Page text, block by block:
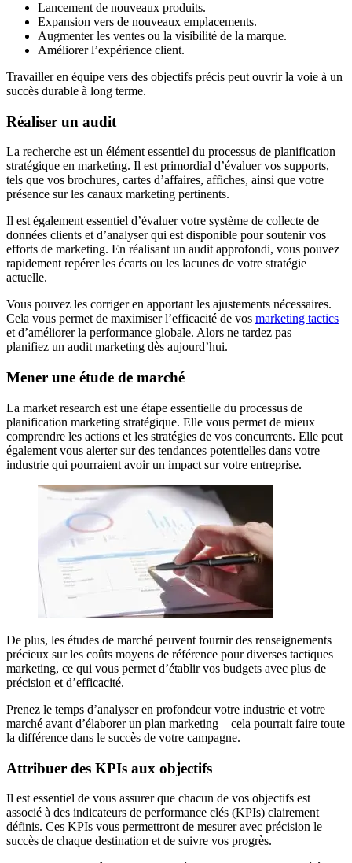
Lancement de nouveaux produits.
Expansion vers de nouveaux emplacements.
Augmenter les ventes ou la visibilité de la marque.
Améliorer l’expérience client.
Travailler en équipe vers des objectifs précis peut ouvrir la voie à un
succès durable à long terme.
Réaliser un audit
La recherche est un élément essentiel du processus de planification
stratégique en marketing. Il est primordial d’évaluer vos supports,
tels que vos brochures, cartes d’affaires, affiches, ainsi que votre
présence sur les canaux marketing pertinents.
Il est également essentiel d’évaluer votre système de collecte de
données clients et d’analyser qui est disponible pour soutenir vos
efforts de marketing. En réalisant un audit approfondi, vous pouvez
rapidement repérer les écarts ou les lacunes de votre stratégie
actuelle.
Vous pouvez les corriger en apportant les ajustements nécessaires.
Cela vous permet de maximiser l’efficacité de vos marketing tactics
et d’améliorer la performance globale. Alors ne tardez pas –
planifiez un audit marketing dès aujourd’hui.
Mener une étude de marché
La market research est une étape essentielle du processus de
planification marketing stratégique. Elle vous permet de mieux
comprendre les actions et les stratégies de vos concurrents. Elle peut
également vous alerter sur des tendances potentielles dans votre
industrie qui pourraient avoir un impact sur votre entreprise.
De plus, les études de marché peuvent fournir des renseignements
précieux sur les coûts moyens de référence pour diverses tactiques
marketing, ce qui vous permet d’établir vos budgets avec plus de
précision et d’efficacité.
Prenez le temps d’analyser en profondeur votre industrie et votre
marché avant d’élaborer un plan marketing – cela pourrait faire toute
la différence dans le succès de votre campagne.
Attribuer des KPIs aux objectifs
Il est essentiel de vous assurer que chacun de vos objectifs est
associé à des indicateurs de performance clés (KPIs) clairement
définis. Ces KPIs vous permettront de mesurer avec précision le
succès de chaque destination et de suivre vos progrès.